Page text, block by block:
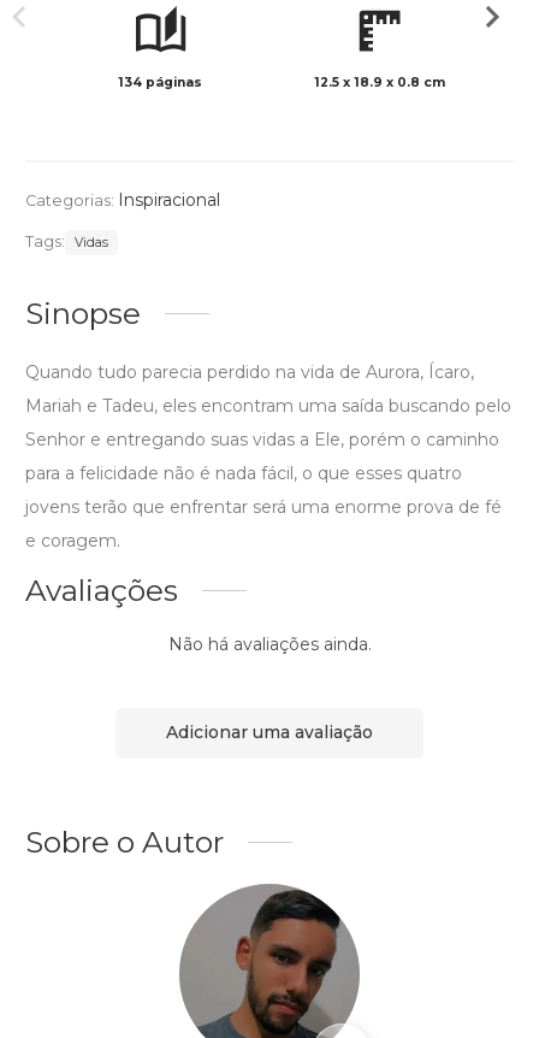
134 páginas 12.5 x 18.9 x 0.8 cm
Categorias: Inspiracional
Tags: Vidas
Sinopse
Quando tudo parecia perdido na vida de Aurora, Ícaro,
Mariah e Tadeu, eles encontram uma saída buscando pelo
Senhor e entregando suas vidas a Ele, porém o caminho
para a felicidade não é nada fácil, o que esses quatro
jovens terão que enfrentar será uma enorme prova de fé
e coragem.
Avaliações
Não há avaliações ainda.
Adicionar uma avaliação
Sobre o Autor